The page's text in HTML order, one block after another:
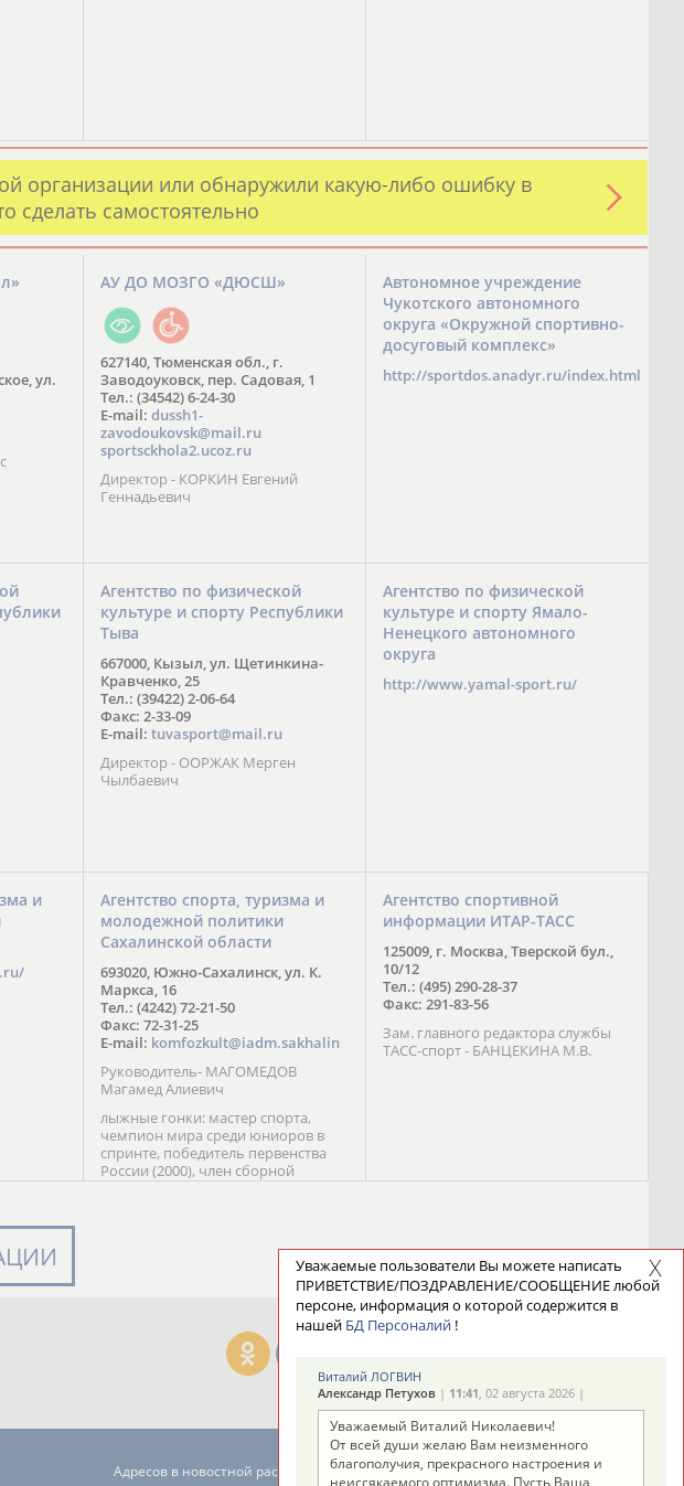
организации или обнаружили какую-либо ошибку в
сделать самостоятельно
ул.
АУ ДО МОЗГО «ДЮСШ»
627140, Тюменская обл., г.
Заводоуковск, пер. Садовая, 1
Тел.: (34542) 6-24-30
​E-mail: dussh1-
zavodoukovsk@mail.ru
sportsckhola2.ucoz.ru
Директор - КОРКИН Евгений
Геннадьевич
Автономное учреждение
Чукотского автономного
округа «Окружной спортивно-
досуговый комплекс»
http://sportdos.anadyr.ru/index.html
Агентство по физической
культуре и спорту Республики
Тыва
667000, Кызыл, ул. Щетинкина-
Кравченко, 25
Тел.: (39422) 2-06-64
Факс: 2-33-09
E-mail: tuvasport@mail.ru
Директор - ООРЖАК Мерген
Чылбаевич
Агентство по физической
культуре и спорту Ямало-
Ненецкого автономного
округа
http://www.yamal-sport.ru/
и
Агентство спорта, туризма и
молодежной политики
Сахалинской области
693020, Южно-Сахалинск, ул. К.
Маркса, 16
Тел.: (4242) 72-21-50
Факс: 72-31-25
E-mail: komfozkult@iadm.sakhalin
Руководитель- МАГОМЕДОВ
Магамед Алиевич
лыжные гонки: мастер спорта,
чемпион мира среди юниоров в
спринте, победитель первенства
России (2000), член сборной
команды России С. Новиков;
Кубка России (1999) В. Разницын;
первенств России (1999, 2000), член
юниорской сборной команды
Агентство спортивной
информации ИТАР-ТАСС
125009, г. Москва, Тверской бул.,
10/12
Тел.: (495) 290-28-37
Факс: 291-83-56
Зам. главного редактора службы
ТАСС-спорт - БАНЦЕКИНА М.В.
Адресов в новостной рассылке: 996
Уважаемые пользователи Вы можете написать
ПРИВЕТСТВИЕ/ПОЗДРАВЛЕНИЕ/СООБЩЕНИЕ любой
персоне, информация о которой содержится в
нашей БД Персоналий !
Виталий ЛОГВИН
Александр Петухов | 11:41, 02 августа 2026 |
Уважаемый Виталий Николаевич!
От всей души желаю Вам неизменного
благополучия, прекрасного настроения и
неиссякаемого оптимизма. Пусть Ваша